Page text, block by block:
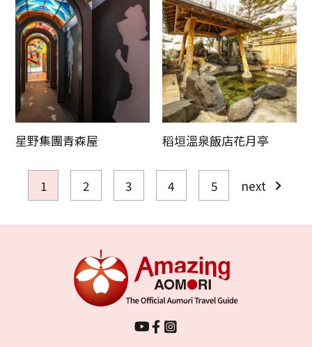
星野集團青森屋 稻垣溫泉飯店花月亭
1 2 3 4 5 next